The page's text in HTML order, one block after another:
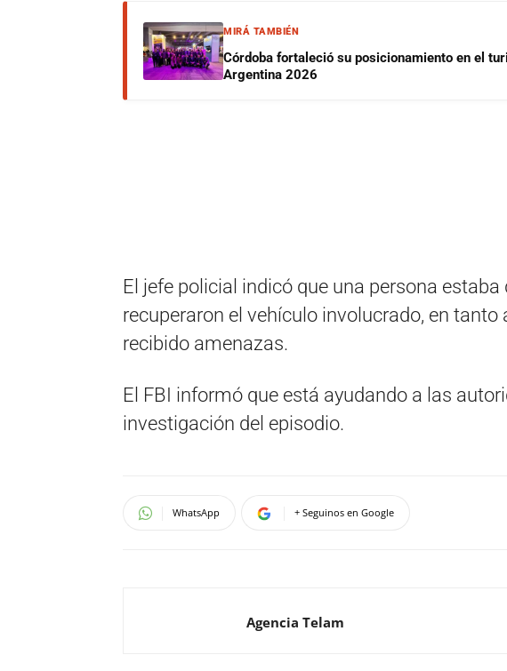
MIRÁ TAMBIÉN
Córdoba fortaleció su posicionamiento en el
Argentina 2026
El jefe policial indicó que una persona
recuperaron el vehículo involucrado, en tanto
recibido amenazas.
El FBI informó que está ayudando a las
investigación del episodio.
WhatsApp + Seguinos en Google
Agencia Telam